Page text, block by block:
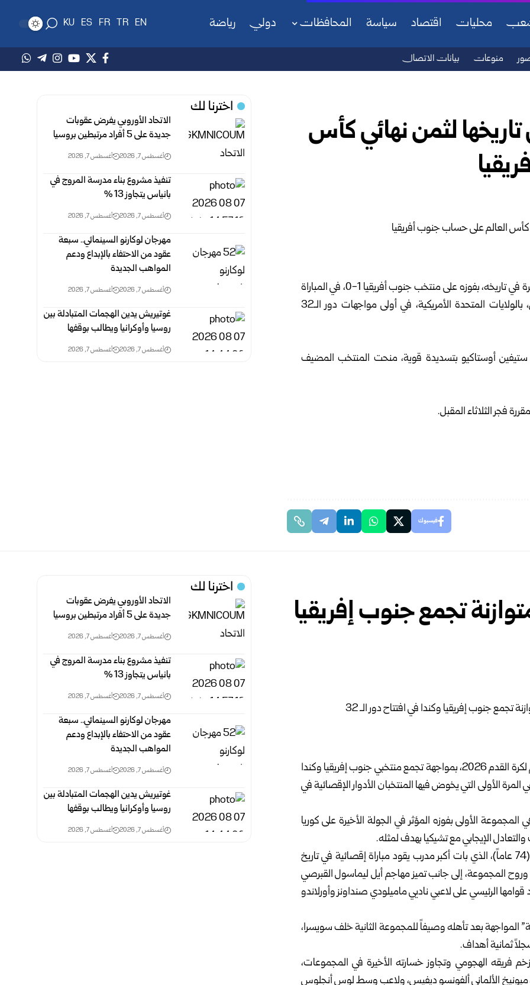
محليات اقتصاد سياسة المحافظات دولي رياضة EN
TR
FR
ES
KU
منوعات بيانات الاتصال
تاريخها لثمن نهائي كأس
تأهل منتخب كندا إلى ثمن نهائي كأس العالم 2026، لأول مرة في تاريخه، بفوزه على منتخب جنوب أفريقيا 1-0، في المباراة
التي أقيمت بينهما اليوم الأحد، على ملعب لوس أنجلوس، بالولايات المتحدة الأمريكية، في أولى مواجهات دور الـ32
جاء في الدقيقة 90+2، عبر اللاعب ستيفين أوستاكيو بتسديدة قوية، منحت المنتخب المضيف
فجر الثلاثاء المقبل.
فيسبوك
اخترنا لك
الاتحاد الأوروبي يفرض عقوبات
جديدة على 5 أفراد مرتبطين بروسيا
أغسطس 7, 2026 أغسطس 7, 2026
تنفيذ مشروع بناء مدرسة المروج في
بانياس يتجاوز 13 %‏
أغسطس 7, 2026 أغسطس 7, 2026
مهرجان لوكارنو السينمائي.. سبعة
عقود من الاحتفاء بالإبداع ودعم
المواهب الجديدة
أغسطس 7, 2026 أغسطس 7, 2026
غوتيريش يدين الهجمات المتبادلة بين
روسيا وأوكرانيا ويطالب بوقفها
أغسطس 7, 2026 أغسطس 7, 2026
متوازنة تجمع جنوب إفريقيا
لكرة القدم 2026، بمواجهة تجمع منتخبي جنوب إفريقيا وكندا
الأولى التي يخوض فيها المنتخبان الأدوار الإقصائية في
الأولى بفوزه المؤثر في الجولة الأخيرة على كوريا
الإيجابي مع تشيكيا بهدف لمثله.
ويقود منتخب جنوب إفريقيا المدرب البلجيكي هوغو بروس (74 عاماً)، الذي بات أكبر مدرب يقود مباراة إقصائية في تاريخ
المجموعة، إلى جانب تميز مهاجم أيل ليماسول القبرصي
قوامها الرئيسي على لاعبي ناديي ماميلودي صنداونز وأورلاندو
بعد تأهله وصيفاً للمجموعة الثانية خلف سويسرا،
ثمانية أهداف.
فريقه الهجومي وتجاوز خسارته الأخيرة في المجموعات،
ميونيخ الألماني ألفونسو ديفيس، ولاعب وسط لوس أنجلوس
اخترنا لك
الاتحاد الأوروبي يفرض عقوبات
جديدة على 5 أفراد مرتبطين بروسيا
أغسطس 7, 2026 أغسطس 7, 2026
تنفيذ مشروع بناء مدرسة المروج في
بانياس يتجاوز 13 %‏
أغسطس 7, 2026 أغسطس 7, 2026
مهرجان لوكارنو السينمائي.. سبعة
عقود من الاحتفاء بالإبداع ودعم
المواهب الجديدة
أغسطس 7, 2026 أغسطس 7, 2026
غوتيريش يدين الهجمات المتبادلة بين
روسيا وأوكرانيا ويطالب بوقفها
أغسطس 7, 2026 أغسطس 7, 2026